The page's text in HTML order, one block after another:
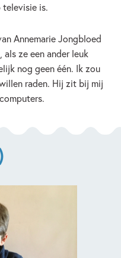
televisie is.
Annemarie Jongbloed
ze een ander leuk
nog geen één. Ik zou
raden. Hij zit bij mij